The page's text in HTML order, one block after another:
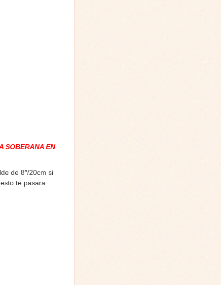
SOBERANA EN
de 8″/20cm si
te pasara